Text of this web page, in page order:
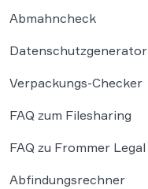
Abmahncheck
Datenschutzgenerator
Verpackungs-Checker
FAQ zum Filesharing
FAQ zu Frommer Legal
Abfindungsrechner